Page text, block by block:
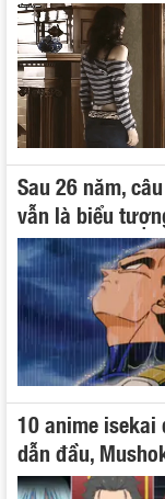
Sau 26 năm,
vẫn là biểu
10 anime isekai
dẫn đầu,